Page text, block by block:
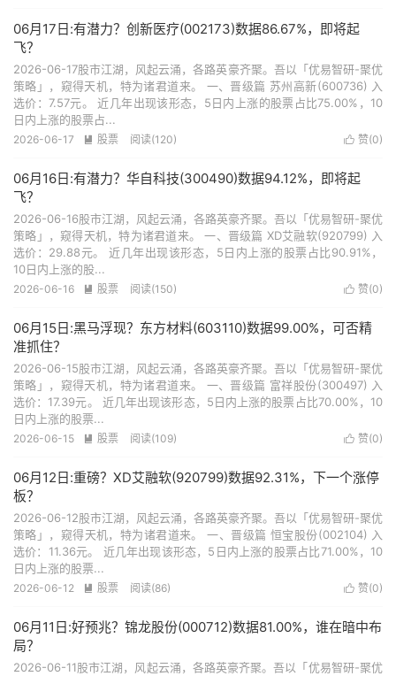
06月17日:有潜力？创新医疗(002173)数据86.67%，即将起
飞？
2026-06-17股市江湖，风起云涌，各路英豪齐聚。吾以「优易智研-聚优
策略」，窥得天机，特为诸君道来。 一、晋级篇 苏州高新(600736) 入
选价：7.57元。 近几年出现该形态，5日内上涨的股票占比75.00%，10
日内上涨的股票占...
 赞(0)
2026-06-17  股票 阅读(120)
06月16日:有潜力？华自科技(300490)数据94.12%，即将起
飞？
2026-06-16股市江湖，风起云涌，各路英豪齐聚。吾以「优易智研-聚优
策略」，窥得天机，特为诸君道来。 一、晋级篇 XD艾融软(920799) 入
选价：29.88元。 近几年出现该形态，5日内上涨的股票占比90.91%，
10日内上涨的股...
 赞(0)
2026-06-16  股票 阅读(150)
06月15日:黑马浮现？东方材料(603110)数据99.00%，可否精
准抓住？
2026-06-15股市江湖，风起云涌，各路英豪齐聚。吾以「优易智研-聚优
策略」，窥得天机，特为诸君道来。 一、晋级篇 富祥股份(300497) 入
选价：17.39元。 近几年出现该形态，5日内上涨的股票占比70.00%，10
日内上涨的股票...
 赞(0)
2026-06-15  股票 阅读(109)
06月12日:重磅？XD艾融软(920799)数据92.31%，下一个涨停
板？
2026-06-12股市江湖，风起云涌，各路英豪齐聚。吾以「优易智研-聚优
策略」，窥得天机，特为诸君道来。 一、晋级篇 恒宝股份(002104) 入
选价：11.36元。 近几年出现该形态，5日内上涨的股票占比71.00%，10
日内上涨的股票...
 赞(0)
2026-06-12  股票 阅读(86)
06月11日:好预兆？锦龙股份(000712)数据81.00%，谁在暗中布
局？
2026-06-11股市江湖，风起云涌，各路英豪齐聚。吾以「优易智研-聚优